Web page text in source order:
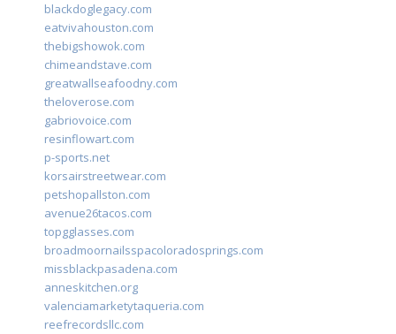
blackdoglegacy.com
eatvivahouston.com
thebigshowok.com
chimeandstave.com
greatwallseafoodny.com
theloverose.com
gabriovoice.com
resinflowart.com
p-sports.net
korsairstreetwear.com
petshopallston.com
avenue26tacos.com
topgglasses.com
broadmoornailsspacoloradosprings.com
missblackpasadena.com
anneskitchen.org
valenciamarketytaqueria.com
reefrecordsllc.com